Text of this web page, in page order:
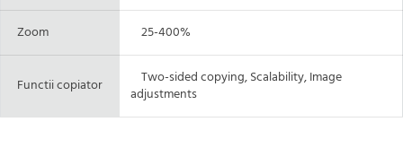
Zoom 25-400%
Functii copiator
Two-sided copying, Scalability, Image
adjustments